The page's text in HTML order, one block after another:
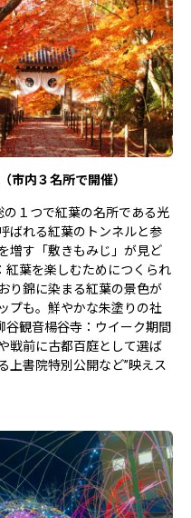
市内３名所で開催）
１つで紅葉の名所である光
ばれる紅葉のトンネルと参
増す「敷きもみじ」が見ど
紅葉を楽しむためにつくられ
り錦に染まる紅葉の景色が
プも。鮮やかな朱塗りの社
谷観音楊谷寺：ウイーク期間
戦前に古都百庭として選ば
上書院特別公開など”映えス